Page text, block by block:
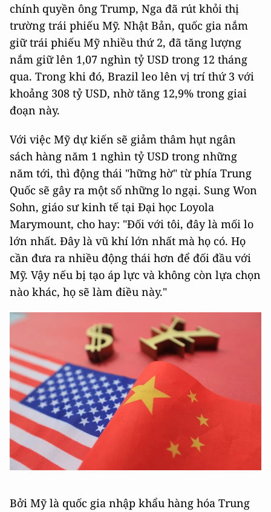
chính quyền ông Trump, Nga đã rút khỏi thị
trường trái phiếu Mỹ. Nhật Bản, quốc gia nắm
giữ trái phiếu Mỹ nhiều thứ 2, đã tăng lượng
nắm giữ lên 1,07 nghìn tỷ USD trong 12 tháng
qua. Trong khi đó, Brazil leo lên vị trí thứ 3 với
khoảng 308 tỷ USD, nhờ tăng 12,9% trong giai
đoạn này.
Với việc Mỹ dự kiến sẽ giảm thâm hụt ngân
sách hàng năm 1 nghìn tỷ USD trong những
năm tới, thì động thái "hững hờ" từ phía Trung
Quốc sẽ gây ra một số những lo ngại. Sung Won
Sohn, giáo sư kinh tế tại Đại học Loyola
Marymount, cho hay: "Đối với tôi, đây là mối lo
lớn nhất. Đây là vũ khí lớn nhất mà họ có. Họ
cần đưa ra nhiều động thái hơn để đối đầu với
Mỹ. Vậy nếu bị tạo áp lực và không còn lựa chọn
nào khác, họ sẽ làm điều này."
Bởi Mỹ là quốc gia nhập khẩu hàng hóa Trung